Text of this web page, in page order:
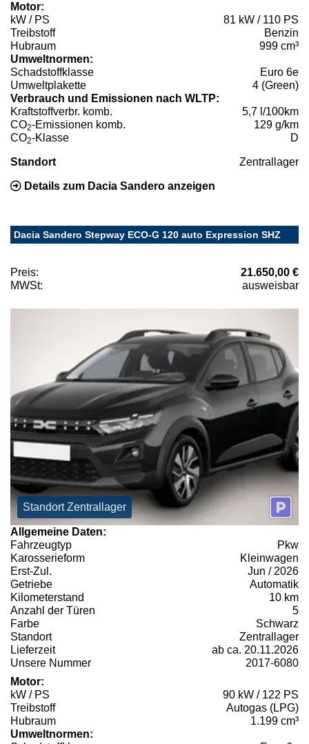
Motor:
kW / PS
81 kW / 110 PS
Treibstoff
Benzin
Hubraum
999 cm³
Umweltnormen:
Schadstoffklasse
Euro 6e
Umweltplakette
4 (Green)
Verbrauch und Emissionen nach WLTP:
Kraftstoffverbr. komb.
5,7 l/100km
CO2-Emissionen komb.
129 g/km
CO2-Klasse D
Standort Zentrallager
Details zum Dacia Sandero anzeigen
Dacia Sandero Stepway ECO-G 120 auto Expression SHZ
Preis:
21.650,00 €
MWSt:
ausweisbar
Standort Zentrallager
Allgemeine Daten:
Fahrzeugtyp
Pkw
Karosserieform
Kleinwagen
Erst-Zul.
Jun / 2026
Getriebe
Automatik
Kilometerstand
10 km
Anzahl der Türen
5
Farbe
Schwarz
Standort
Zentrallager
Lieferzeit
ab ca. 20.11.2026
Unsere Nummer
2017-6080
Motor:
kW / PS
90 kW / 122 PS
Treibstoff
Autogas (LPG)
Hubraum
1.199 cm³
Umweltnormen: